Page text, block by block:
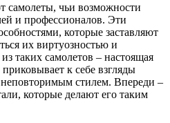
самолеты, чьи возможности
и профессионалов. Эти
которые заставляют
их виртуозностью и
таких самолетов – настоящая
к себе взгляды
стилем. Впереди –
которые делают его таким